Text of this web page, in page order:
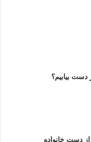
دست بیابیم؟
دستِ خانواده